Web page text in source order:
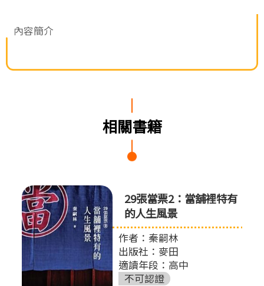
內容簡介
相關書籍
29張當票2：當舖裡特有
的人生風景
作者：秦嗣林
出版社：麥田
適讀年段：高中
不可認證